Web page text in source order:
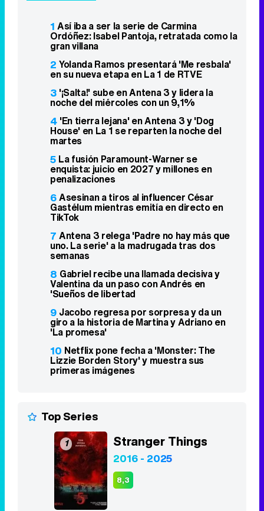
1 Así iba a ser la serie de Carmina
Ordóñez: Isabel Pantoja, retratada como la
gran villana
2 Yolanda Ramos presentará 'Me resbala'
en su nueva etapa en La 1 de RTVE
3 '¡Salta!' sube en Antena 3 y lidera la
noche del miércoles con un 9,1%
4 'En tierra lejana' en Antena 3 y 'Dog
House' en La 1 se reparten la noche del
martes
5 La fusión Paramount-Warner se
enquista: juicio en 2027 y millones en
penalizaciones
6Asesinan a tiros al influencer César
Gastélum mientras emitía en directo en
TikTok
7 Antena 3 relega 'Padre no hay más que
uno. La serie' a la madrugada tras dos
semanas
8 Gabriel recibe una llamada decisiva y
Valentina da un paso con Andrés en
'Sueños de libertad
9 Jacobo regresa por sorpresa y da un
giro a la historia de Martina y Adriano en
'La promesa'
10 Netflix pone fecha a 'Monster: The
Lizzie Borden Story' y muestra sus
primeras imágenes
Top Series
1 Stranger Things
2016 - 2025
8,3